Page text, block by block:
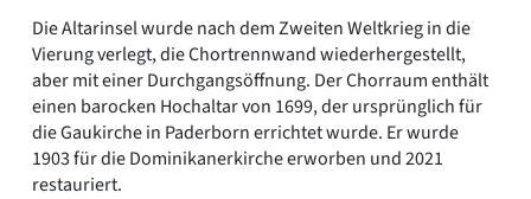
Die Altarinsel wurde nach dem Zweiten Weltkrieg in die
Vierung verlegt, die Chortrennwand wiederhergestellt,
aber mit einer Durchgangsöffnung. Der Chorraum enthält
einen barocken Hochaltar von 1699, der ursprünglich für
die Gaukirche in Paderborn errichtet wurde. Er wurde
1903 für die Dominikanerkirche erworben und 2021
restauriert.